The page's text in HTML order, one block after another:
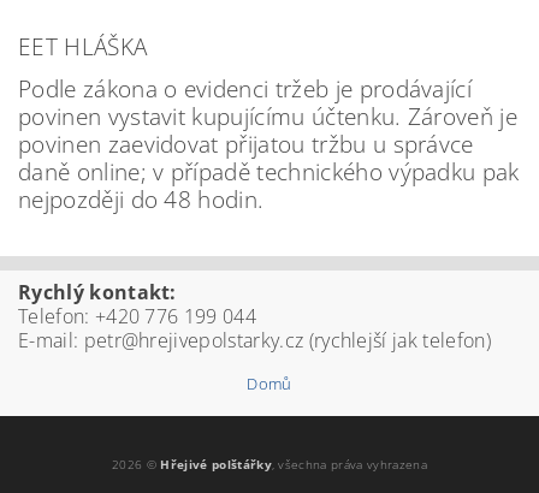
EET HLÁŠKA
Podle zákona o evidenci tržeb je prodávající
povinen vystavit kupujícímu účtenku. Zároveň je
povinen zaevidovat přijatou tržbu u správce
daně online; v případě technického výpadku pak
nejpozději do 48 hodin.
Rychlý kontakt:
Telefon: +420 776 199 044
E-mail: petr@hrejivepolstarky.cz (rychlejší jak telefon)
Domů
2026 © Hřejivé polštářky, všechna práva vyhrazena